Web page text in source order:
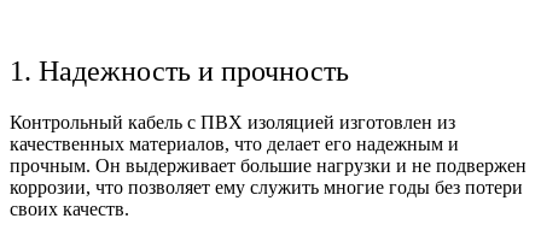
1. Надежность и прочность
Контрольный кабель с ПВХ изоляцией изготовлен из
качественных материалов, что делает его надежным и
прочным. Он выдерживает большие нагрузки и не подвержен
коррозии, что позволяет ему служить многие годы без потери
своих качеств.